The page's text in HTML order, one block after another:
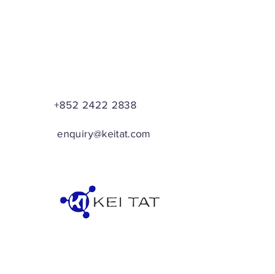
+852 2422 2838
enquiry@keitat.com